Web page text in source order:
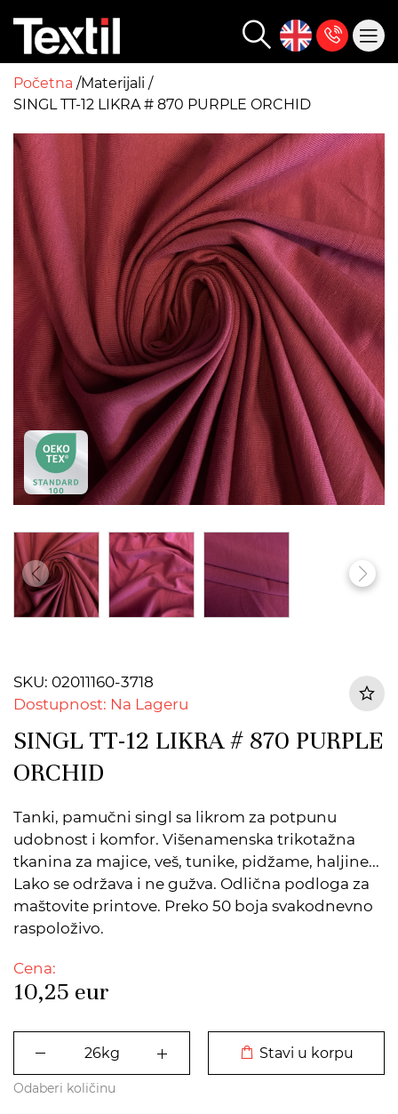
Početna Materijali
SINGL TT-12 LIKRA # 870 PURPLE ORCHID
SKU: 02011160-3718
Dostupnost: Na Lageru
SINGL TT-12 LIKRA # 870 PURPLE
ORCHID
Tanki, pamučni singl sa likrom za potpunu
udobnost i komfor. Višenamenska trikotažna
tkanina za majice, veš, tunike, pidžame, haljine...
Lako se održava i ne gužva. Odlična podloga za
maštovite printove. Preko 50 boja svakodnevno
raspoloživo.
Cena:
10,25 eur
Stavi u korpu
Odaberi količinu